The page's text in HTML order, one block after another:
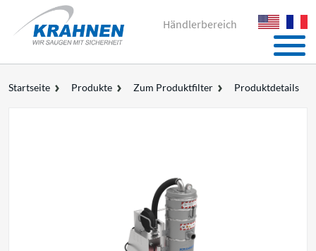
Händlerbereich
Startseite Produkte Zum Produktfilter Produktdetails